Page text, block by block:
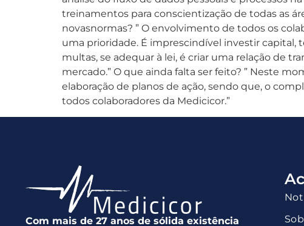
treinamentos para conscientização de todas as
novasnormas? ” O envolvimento de todos os
uma prioridade. É imprescindível investir capital,
multas, se adequar à lei, é criar uma relação de
mercado.” O que ainda falta ser feito? ” Neste
elaboração de planos de ação, sendo que, o
todos colaboradores da Medicicor.”
Com mais de 27 anos de sólida existência